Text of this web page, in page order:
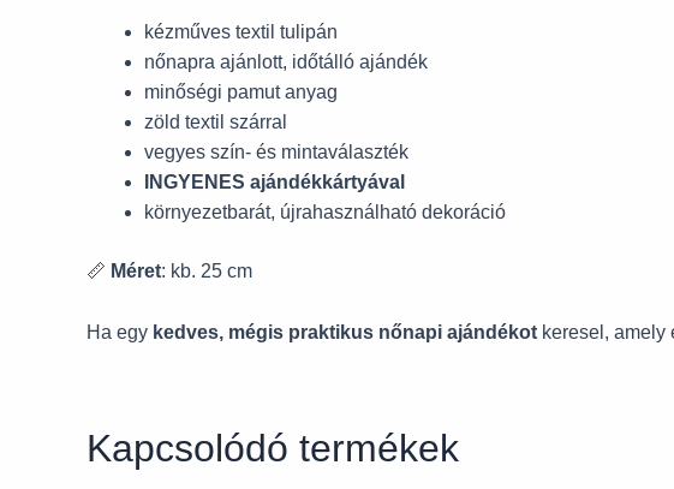
kézműves textil tulipán
nőnapra ajánlott, időtálló ajándék
minőségi pamut anyag
zöld textil szárral
vegyes szín- és mintaválaszték
INGYENES ajándékkártyával
környezetbarát, újrahasználható dekoráció
📏 Méret: kb. 25 cm
Ha egy kedves, mégis praktikus nőnapi ajándékot keresel, amely
Kapcsolódó termékek